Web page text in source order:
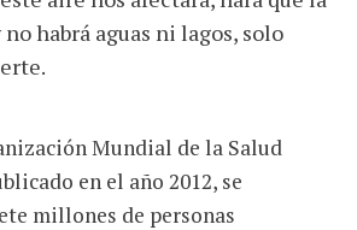
habrá aguas ni lagos, solo
Mundial de la Salud
en el año 2012, se
millones de personas